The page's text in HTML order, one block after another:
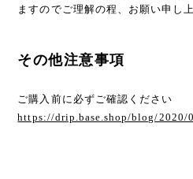
ますのでご理解の程、お願い申し上
その他注意事項
ご購入前に必ずご確認ください
https://drip.base.shop/blog/2020/